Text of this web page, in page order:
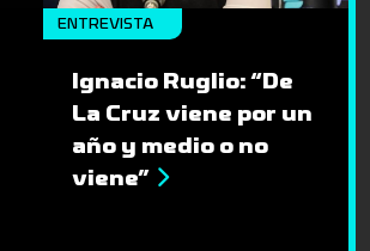
ENTREVISTA
Ignacio Ruglio: “De
La Cruz viene por un
año y medio o no
viene”